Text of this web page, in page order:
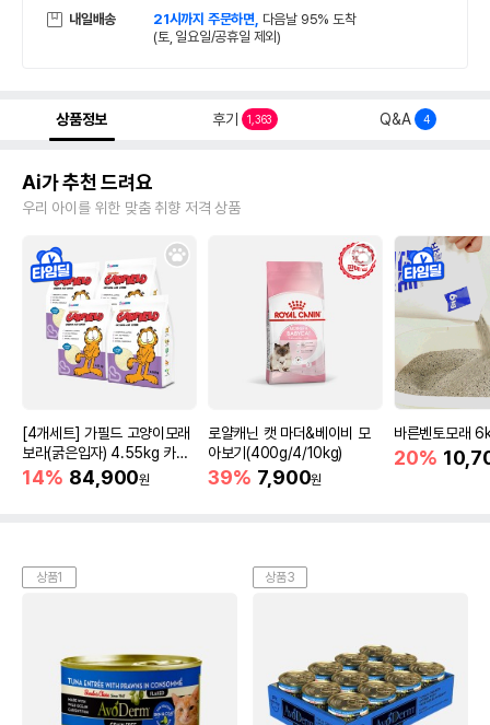
내일배송 21시까지 주문하면, 다음날 95% 도착
(토, 일요일/공휴일 제외)
상품정보 후기 1,363 Q&A 4
Ai가 추천 드려요
우리 아이를 위한 맞춤 취향 저격 상품
[4개세트] 가필드 고양이모래
보라(굵은입자) 4.55kg 카사
바모래
14% 84,900원
로얄캐닌 캣 마더&베이비 모
아보기(400g/4/10kg)
39% 7,900원
바른벤토모래
20%
상품1 상품3